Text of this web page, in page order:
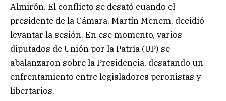
Almirón. El conflicto se desató cuando el
presidente de la Cámara, Martín Menem, decidió
levantar la sesión. En ese momento, varios
diputados de Unión por la Patria (UP) se
abalanzaron sobre la Presidencia, desatando un
enfrentamiento entre legisladores peronistas y
libertarios.